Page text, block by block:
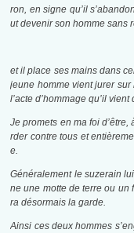
ron, en signe qu’il
ut devenir son homme sans
et il place ses mains dans
jeune homme vient jurer
l’acte d’hommage qu’il vient
Je promets en ma foi
rder contre tous et
e.
Généralement le suzerain
ne une motte de terre ou
ra désormais la garde.
Ainsi ces deux hommes